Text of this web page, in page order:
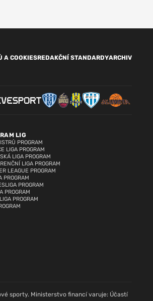
A COOKIESREDAKČNÍ STANDARDYARCHIV
LIG
PROGRAM
LIGA PROGRAM
LIGA PROGRAM
LIGA PROGRAM
LEAGUE PROGRAM
PROGRAM
PROGRAM
PROGRAM
PROGRAM
sporty. Ministerstvo financí varuje: Účastí